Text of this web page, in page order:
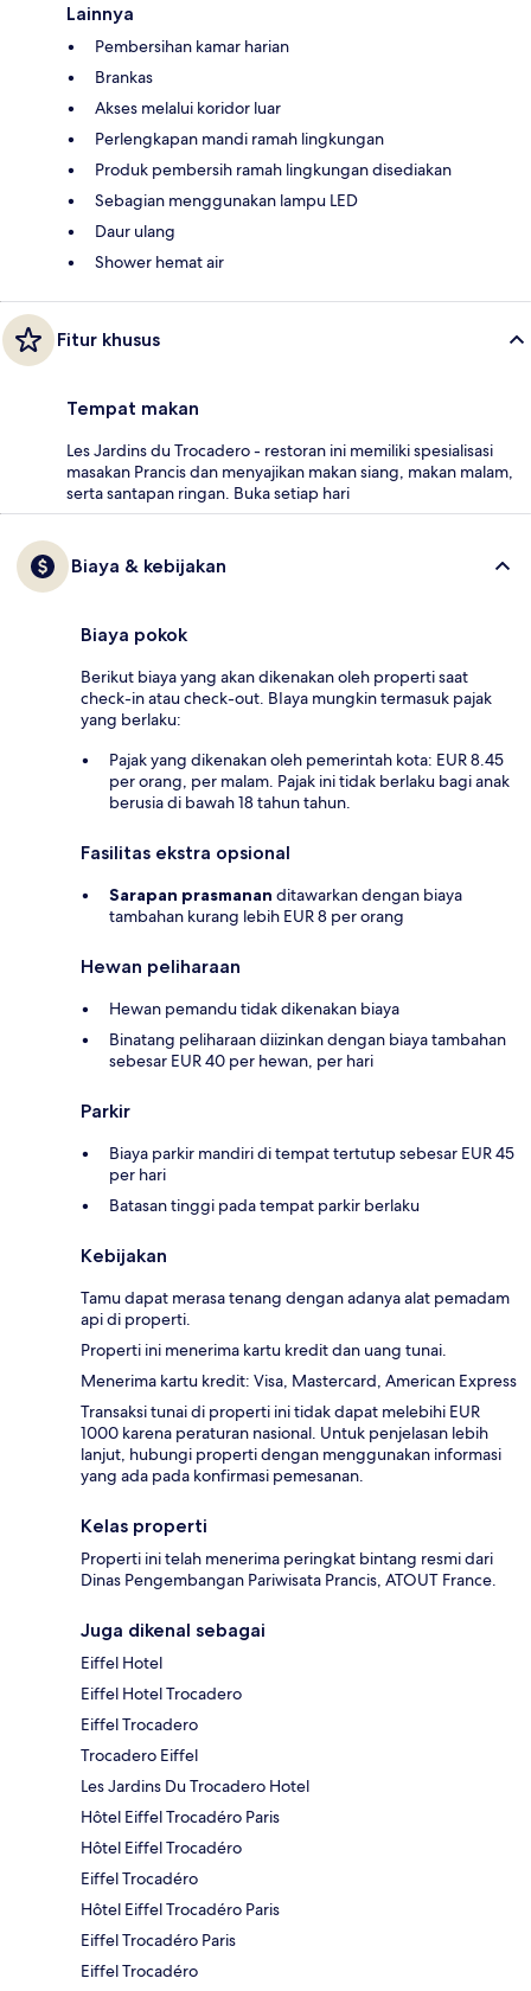
Lainnya
Pembersihan kamar harian
Brankas
Akses melalui koridor luar
Perlengkapan mandi ramah lingkungan
Produk pembersih ramah lingkungan disediakan
Sebagian menggunakan lampu LED
Daur ulang
Shower hemat air
Fitur khusus
Tempat makan
Les Jardins du Trocadero - restoran ini memiliki spesialisasi
masakan Prancis dan menyajikan makan siang, makan malam,
serta santapan ringan. Buka setiap hari
Biaya & kebijakan
Biaya pokok
Berikut biaya yang akan dikenakan oleh properti saat
check-in atau check-out. BIaya mungkin termasuk pajak
yang berlaku:
Pajak yang dikenakan oleh pemerintah kota: EUR 8.45
per orang, per malam. Pajak ini tidak berlaku bagi anak
berusia di bawah 18 tahun tahun.
Fasilitas ekstra opsional
Sarapan prasmanan ditawarkan dengan biaya
tambahan kurang lebih EUR 8 per orang
Hewan peliharaan
Hewan pemandu tidak dikenakan biaya
Binatang peliharaan diizinkan dengan biaya tambahan
sebesar EUR 40 per hewan, per hari
Parkir
Biaya parkir mandiri di tempat tertutup sebesar EUR 45
per hari
Batasan tinggi pada tempat parkir berlaku
Kebijakan
Tamu dapat merasa tenang dengan adanya alat pemadam
api di properti.
Properti ini menerima kartu kredit dan uang tunai.
Menerima kartu kredit: Visa, Mastercard, American Express
Transaksi tunai di properti ini tidak dapat melebihi EUR
1000 karena peraturan nasional. Untuk penjelasan lebih
lanjut, hubungi properti dengan menggunakan informasi
yang ada pada konfirmasi pemesanan.
Kelas properti
Properti ini telah menerima peringkat bintang resmi dari
Dinas Pengembangan Pariwisata Prancis, ATOUT France.
Juga dikenal sebagai
Eiffel Hotel
Eiffel Hotel Trocadero
Eiffel Trocadero
Trocadero Eiffel
Les Jardins Du Trocadero Hotel
Hôtel Eiffel Trocadéro Paris
Hôtel Eiffel Trocadéro
Eiffel Trocadéro
Hôtel Eiffel Trocadéro Paris
Eiffel Trocadéro Paris
Eiffel Trocadéro